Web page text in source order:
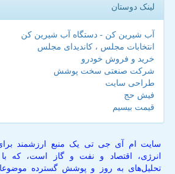
لینک دوستان
آب شیرین کن - دستگاه آب شیرین کن
انتخابات مجلس ، کاندیدای مجلس
خرید و فروش خودرو
شرکت صنعتی سخت پوشش
طراحی سایت
فیش حج
قیمت بیسیم
سایت ام آی جی تی یک منبع ارزشمند برای
انرژی، اقتصاد و نفت و گاز است، که با
تحلیل‌های به روز و پوشش گسترده